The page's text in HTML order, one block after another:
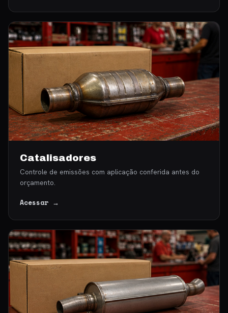
Catalisadores
Controle de emissões com aplicação conferida antes do
orçamento.
Acessar →